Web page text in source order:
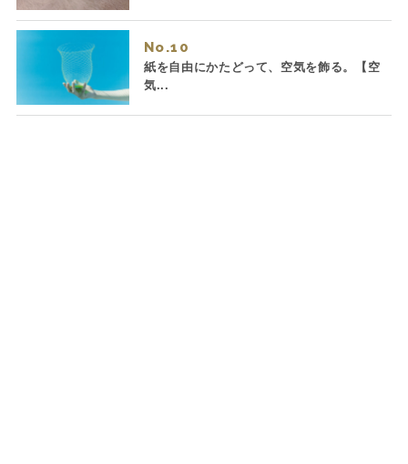
No.
紙を自由にかたどって、空気を飾る。【空
気...